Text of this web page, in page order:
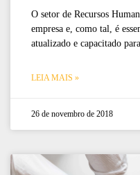
O setor de Recursos
empresa e, como tal, é
atualizado e capacitado
LEIA MAIS »
26 de novembro de 2018